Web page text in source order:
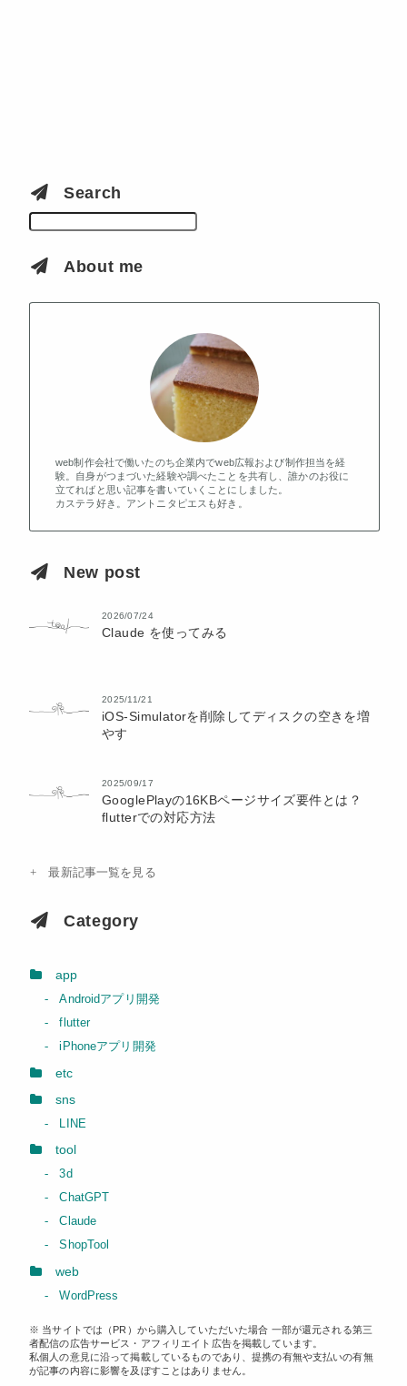
Search
About me
web制作会社で働いたのち企業内でweb広報および制作担当を経
験。自身がつまづいた経験や調べたことを共有し、誰かのお役に
立てればと思い記事を書いていくことにしました。
カステラ好き。アントニタピエスも好き。
New post
2026/07/24
Claude を使ってみる
2025/11/21
iOS-Simulatorを削除してディスクの空きを増
やす
2025/09/17
GooglePlayの16KBページサイズ要件とは？
flutterでの対応方法
最新記事一覧を見る
Category
app
Androidアプリ開発
flutter
iPhoneアプリ開発
etc
sns
LINE
tool
3d
ChatGPT
Claude
ShopTool
web
WordPress
※ 当サイトでは（PR）から購入していただいた場合 一部が還元される第三
者配信の広告サービス・アフィリエイト広告を掲載しています。
私個人の意見に沿って掲載しているものであり、提携の有無や支払いの有無
が記事の内容に影響を及ぼすことはありません。